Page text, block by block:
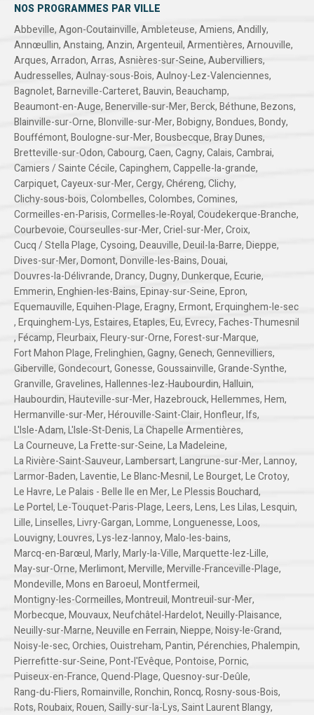
NOS PROGRAMMES PAR VILLE
Abbeville,Agon-Coutainville,Ambleteuse,Amiens,Andilly,
Annœullin,Anstaing,Anzin,Argenteuil,Armentières,Arnouville,
Arques,Arradon,Arras,Asnières-sur-Seine,Aubervilliers,
Audresselles,Aulnay-sous-Bois,Aulnoy-Lez-Valenciennes,
Bagnolet,Barneville-Carteret,Bauvin,Beauchamp,
Beaumont-en-Auge,Benerville-sur-Mer,Berck,Béthune,Bezons,
Blainville-sur-Orne,Blonville-sur-Mer,Bobigny,Bondues,Bondy,
Bouffémont,Boulogne-sur-Mer,Bousbecque,Bray Dunes,
Bretteville-sur-Odon,Cabourg,Caen,Cagny,Calais,Cambrai,
Camiers / Sainte Cécile,Capinghem,Cappelle-la-grande,
Carpiquet,Cayeux-sur-Mer,Cergy,Chéreng,Clichy,
Clichy-sous-bois,Colombelles,Colombes,Comines,
Cormeilles-en-Parisis,Cormelles-le-Royal,Coudekerque-Branche,
Courbevoie,Courseulles-sur-Mer,Criel-sur-Mer,Croix,
Cucq / Stella Plage,Cysoing,Deauville,Deuil-la-Barre,Dieppe,
Dives-sur-Mer,Domont,Donville-les-Bains,Douai,
Douvres-la-Délivrande,Drancy,Dugny,Dunkerque,Ecurie,
Emmerin,Enghien-les-Bains,Epinay-sur-Seine,Epron,
Equemauville,Equihen-Plage,Eragny,Ermont,Erquinghem-le-sec
,Erquinghem-Lys,Estaires,Etaples,Eu,Evrecy,Faches-Thumesnil
,Fécamp,Fleurbaix,Fleury-sur-Orne,Forest-sur-Marque,
Fort Mahon Plage,Frelinghien,Gagny,Genech,Gennevilliers,
Giberville,Gondecourt,Gonesse,Goussainville,Grande-Synthe,
Granville,Gravelines,Hallennes-lez-Haubourdin,Halluin,
Haubourdin,Hauteville-sur-Mer,Hazebrouck,Hellemmes,Hem,
Hermanville-sur-Mer,Hérouville-Saint-Clair,Honfleur,Ifs,
L'Isle-Adam,L'Isle-St-Denis,La Chapelle Armentières,
La Courneuve,La Frette-sur-Seine,La Madeleine,
La Rivière-Saint-Sauveur,Lambersart,Langrune-sur-Mer,Lannoy,
Larmor-Baden,Laventie,Le Blanc-Mesnil,Le Bourget,Le Crotoy,
Le Havre,Le Palais - Belle Ile en Mer,Le Plessis Bouchard,
Le Portel,Le-Touquet-Paris-Plage,Leers,Lens,Les Lilas,Lesquin,
Lille,Linselles,Livry-Gargan,Lomme,Longuenesse,Loos,
Louvigny,Louvres,Lys-lez-lannoy,Malo-les-bains,
Marcq-en-Barœul,Marly,Marly-la-Ville,Marquette-lez-Lille,
May-sur-Orne,Merlimont,Merville,Merville-Franceville-Plage,
Mondeville,Mons en Baroeul,Montfermeil,
Montigny-les-Cormeilles,Montreuil,Montreuil-sur-Mer,
Morbecque,Mouvaux,Neufchâtel-Hardelot,Neuilly-Plaisance,
Neuilly-sur-Marne,Neuville en Ferrain,Nieppe,Noisy-le-Grand,
Noisy-le-sec,Orchies,Ouistreham,Pantin,Pérenchies,Phalempin,
Pierrefitte-sur-Seine,Pont-l'Evêque,Pontoise,Pornic,
Puiseux-en-France,Quend-Plage,Quesnoy-sur-Deûle,
Rang-du-Fliers,Romainville,Ronchin,Roncq,Rosny-sous-Bois,
Rots,Roubaix,Rouen,Sailly-sur-la-Lys,Saint Laurent Blangy,